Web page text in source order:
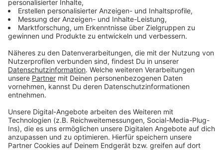
- Für E-Scooter gelten die gleichen
Promillegrenzen wie für Autos.
- Bevor Sie losfahren, üben Sie das Anfahren,
Bremsen und Balance halten an Orten mit wenig
oder keinem Straßenverkehr.
- Ein Helm schützt vor schweren Folgen bei einem
- Für E-Scooter besteht eine Versicherungspflicht
und sie müssen über eine Betriebserlaubnis
verfügen.